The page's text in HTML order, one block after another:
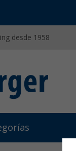
desde 1958